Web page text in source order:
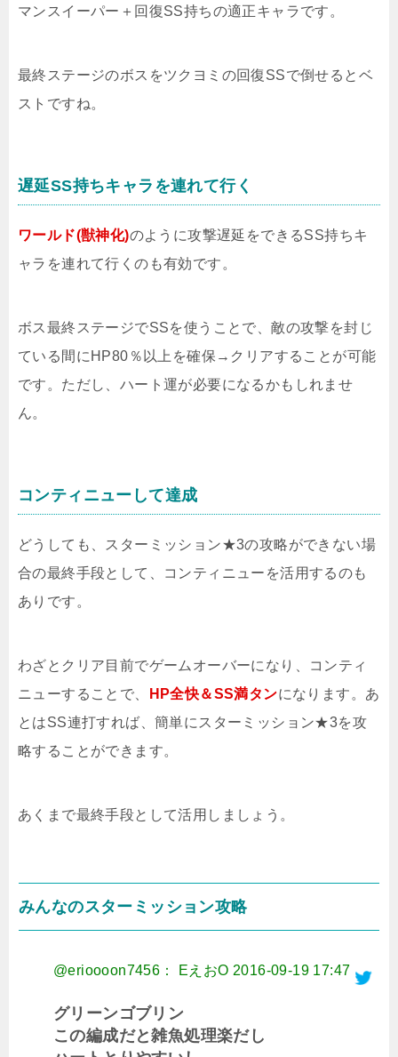
マンスイーパー＋回復SS持ちの適正キャラです。
最終ステージのボスをツクヨミの回復SSで倒せるとベ
ストですね。
遅延SS持ちキャラを連れて行く
ワールド(獣神化)のように攻撃遅延をできるSS持ちキ
ャラを連れて行くのも有効です。
ボス最終ステージでSSを使うことで、敵の攻撃を封じ
ている間にHP80％以上を確保→クリアすることが可能
です。ただし、ハート運が必要になるかもしれませ
ん。
コンティニューして達成
どうしても、スターミッション★3の攻略ができない場
合の最終手段として、コンティニューを活用するのも
ありです。
わざとクリア目前でゲームオーバーになり、コンティ
ニューすることで、
HP全快＆SS満タンになります。あ
とはSS連打すれば、簡単にスターミッション★3を攻
略することができます。
あくまで最終手段として活用しましょう。
みんなのスターミッション攻略
@erioooon7456： EえおO 2016-09-19 17:47
グリーンゴブリン
この編成だと雑魚処理楽だし